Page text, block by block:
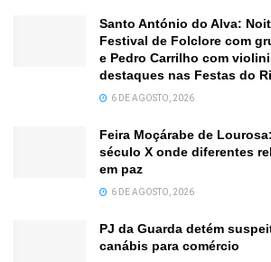
Santo António do Alva:
Festival de Folclore com
e Pedro Carrilho com
destaques nas Festas do
6 DE AGOSTO, 2026
Feira Moçárabe de
século X onde diferentes
em paz
6 DE AGOSTO, 2026
PJ da Guarda detém
canábis para comércio